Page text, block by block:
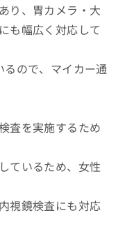
り、胃カメラ・大
も幅広く対応して
ので、マイカー通
査を実施するため
ているため、女性
視鏡検査にも対応